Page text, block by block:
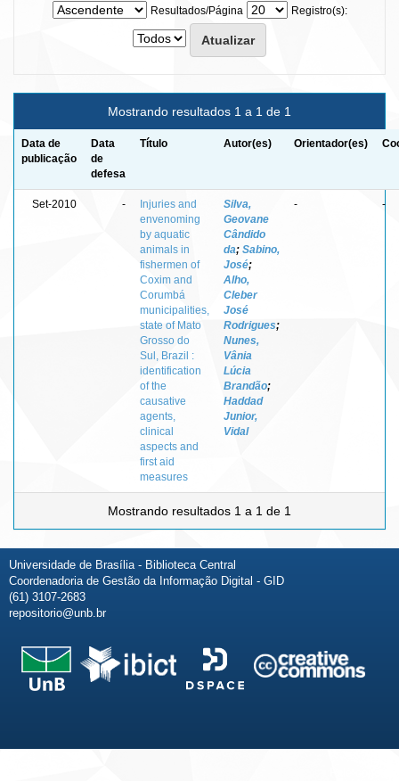
Resultados/Página
Registro(s):
Mostrando resultados 1 a 1 de 1
Data de
publicação
Data
de
defesa
Título Autor(es) Orientador(es)
Set-2010 -
Injuries and
envenoming
by aquatic
animals in
fishermen of
Coxim and
Corumbá
municipalities,
state of Mato
Grosso do
Sul, Brazil :
identification
of the
causative
agents,
clinical
aspects and
first aid
measures
Silva,
Geovane
Cândido
da; Sabino,
José;
Alho,
Cleber
José
Rodrigues;
Nunes,
Vânia
Lúcia
Brandão;
Haddad
Junior,
Vidal
- -
Mostrando resultados 1 a 1 de 1
Universidade de Brasília - Biblioteca Central
Coordenadoria de Gestão da Informação Digital - GID
(61) 3107-2683
repositorio@unb.br